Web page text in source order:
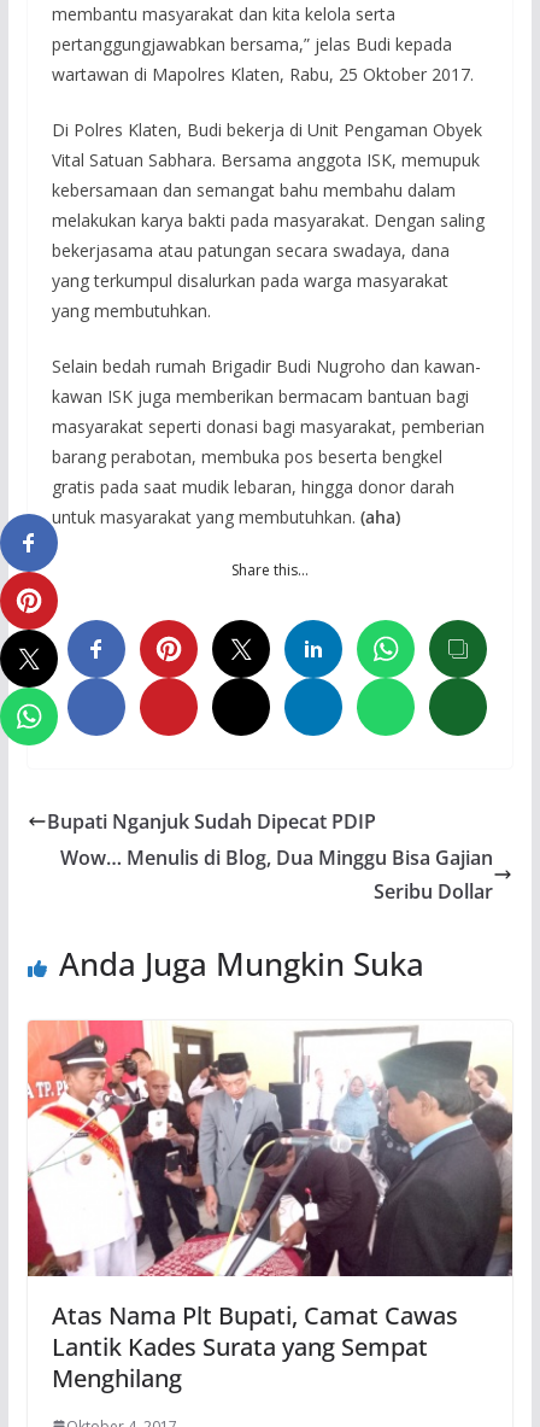
membantu masyarakat dan kita kelola serta
pertanggungjawabkan bersama,” jelas Budi kepada
wartawan di Mapolres Klaten, Rabu, 25 Oktober 2017.
Di Polres Klaten, Budi bekerja di Unit Pengaman Obyek
Vital Satuan Sabhara. Bersama anggota ISK, memupuk
kebersamaan dan semangat bahu membahu dalam
melakukan karya bakti pada masyarakat. Dengan saling
bekerjasama atau patungan secara swadaya, dana
yang terkumpul disalurkan pada warga masyarakat
yang membutuhkan.
Selain bedah rumah Brigadir Budi Nugroho dan kawan-
kawan ISK juga memberikan bermacam bantuan bagi
masyarakat seperti donasi bagi masyarakat, pemberian
barang perabotan, membuka pos beserta bengkel
gratis pada saat mudik lebaran, hingga donor darah
untuk masyarakat yang membutuhkan. (aha)
Share this…
Bupati Nganjuk Sudah Dipecat PDIP
Wow… Menulis di Blog, Dua Minggu Bisa Gajian
Seribu Dollar
Anda Juga Mungkin Suka
Atas Nama Plt Bupati, Camat Cawas
Lantik Kades Surata yang Sempat
Menghilang